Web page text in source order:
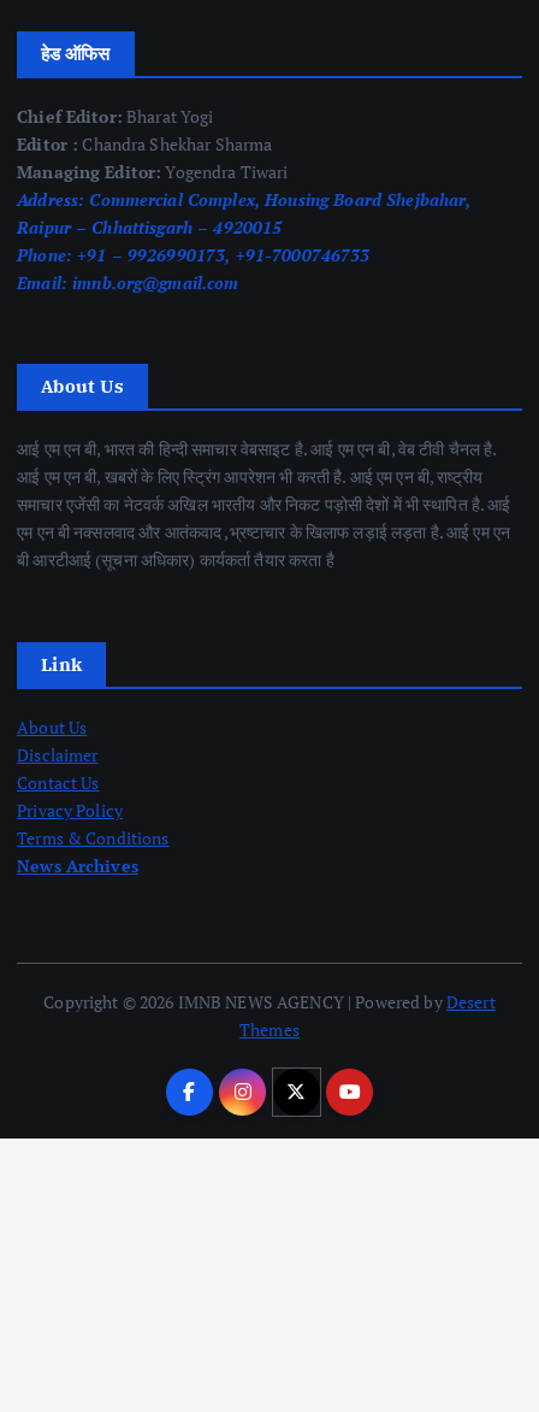
हेड ऑफिस
Chief Editor: Bharat Yogi
Editor : Chandra Shekhar Sharma
Managing Editor: Yogendra Tiwari
Address: Commercial Complex, Housing Board Shejbahar,
Raipur – Chhattisgarh – 4920015
Phone: +91 – 9926990173, +91-7000746733
Email: imnb.org@gmail.com
About Us
आई एम एन बी, भारत की हिन्दी समाचार वेबसाइट है. आई एम एन बी, वेब टीवी चैनल है.
आई एम एन बी, खबरों के लिए स्ट्रिंग आपरेशन भी करती है. आई एम एन बी, राष्ट्रीय
समाचार एजेंसी का नेटवर्क अखिल भारतीय और निकट पड़ोसी देशों में भी स्थापित है. आई
एम एन बी नक्सलवाद और आतंकवाद ,भ्रष्टाचार के खिलाफ लड़ाई लड़ता है. आई एम एन
बी आरटीआई (सूचना अधिकार) कार्यकर्ता तैयार करता है
Link
About Us
Disclaimer
Contact Us
Privacy Policy
Terms & Conditions
News Archives
Copyright © 2026 IMNB NEWS AGENCY | Powered byDesert
Themes